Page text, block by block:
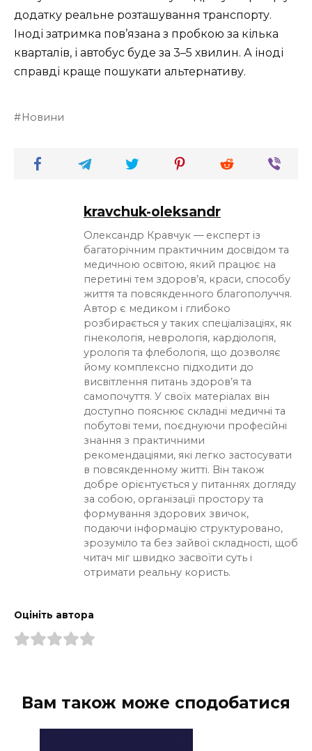
додатку реальне розташування транспорту.
Іноді затримка пов’язана з пробкою за кілька
кварталів, і автобус буде за 3–5 хвилин. А іноді
справді краще пошукати альтернативу.
Новини
kravchuk-oleksandr
Олександр Кравчук — експерт із
багаторічним практичним досвідом та
медичною освітою, який працює на
перетині тем здоров’я, краси, способу
життя та повсякденного благополуччя.
Автор є медиком і глибоко
розбирається у таких спеціалізаціях, як
гінекологія, неврологія, кардіологія,
урологія та флебологія, що дозволяє
йому комплексно підходити до
висвітлення питань здоров’я та
самопочуття. У своїх матеріалах він
доступно пояснює складні медичні та
побутові теми, поєднуючи професійні
знання з практичними
рекомендаціями, які легко застосувати
в повсякденному житті. Він також
добре орієнтується у питаннях догляду
за собою, організації простору та
формування здорових звичок,
подаючи інформацію структуровано,
зрозуміло та без зайвої складності, щоб
читач міг швидко засвоїти суть і
отримати реальну користь.
Оцініть автора
Вам також може сподобатися